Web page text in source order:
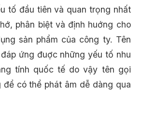
tố đầu tiên và quan trọng nhất
phân biệt và định huớng cho
sản phẩm của công ty. Tên
ứng đuợc những yếu tố nhu
tính quốc tế do vậy tên gọi
có thể phát âm dễ dàng qua